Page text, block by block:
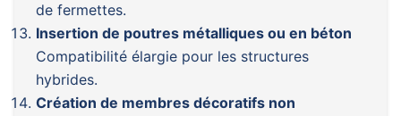
de fermettes.
Insertion de poutres métalliques ou en béton
Compatibilité élargie pour les structures
hybrides.
Création de membres décoratifs non